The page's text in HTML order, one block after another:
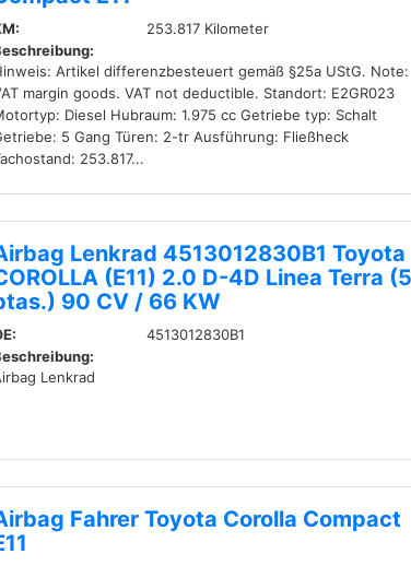
253.817 Kilometer
Artikel differenzbesteuert gemäß §25a UStG. Note:
margin goods. VAT not deductible. Standort: E2GR023
Diesel Hubraum: 1.975 cc Getriebe typ: Schalt
5 Gang Türen: 2-tr Ausführung: Fließheck
253.817...
Lenkrad 4513012830B1 Toyota
(E11) 2.0 D-4D Linea Terra
90 CV / 66 KW
4513012830B1
Lenkrad
Fahrer Toyota Corolla Compact